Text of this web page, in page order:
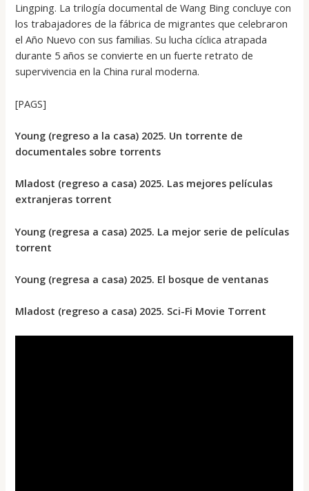
Lingping. La trilogía documental de Wang Bing concluye con
los trabajadores de la fábrica de migrantes que celebraron
el Año Nuevo con sus familias. Su lucha cíclica atrapada
durante 5 años se convierte en un fuerte retrato de
supervivencia en la China rural moderna.
[PAGS]
Young (regreso a la casa) 2025. Un torrente de
documentales sobre torrents
Mladost (regreso a casa) 2025. Las mejores películas
extranjeras torrent
Young (regresa a casa) 2025. La mejor serie de películas
torrent
Young (regresa a casa) 2025. El bosque de ventanas
Mladost (regreso a casa) 2025. Sci-Fi Movie Torrent